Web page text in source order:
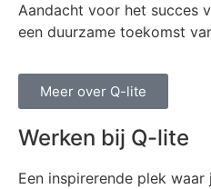
Aandacht voor het succes
een duurzame toekomst
Meer over Q-lite
Werken bij Q-lite
Een inspirerende plek